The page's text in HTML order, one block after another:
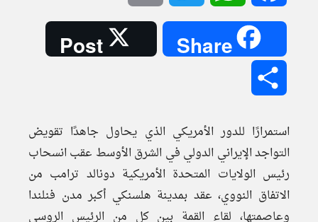
Share
Post
استمرارًا للدور الأمريكي الذي يحاول جاهدًا تقويض
التواجد الإيراني الدولي في الشرق الأوسط عقب انسحاب
رئيس الولايات المتحدة الأمريكية دونالد ترامب من
الاتفاق النووي، عقد بمدينة هلسنكي أكبر مدن فنلندا
وعاصمتها، لقاء القمة بين كل من الرئيس الروسي